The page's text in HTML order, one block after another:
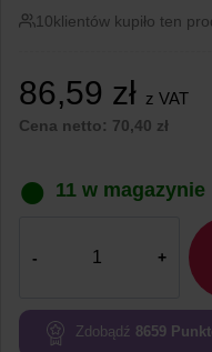
10klientów kupiło ten
86,59 zł z VAT
Cena netto: 70,40 zł
11 w magazynie
Wyświetlacz
LCD
Zdobądź 8659